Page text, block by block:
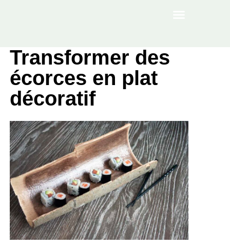
Transformer des
écorces en plat
décoratif